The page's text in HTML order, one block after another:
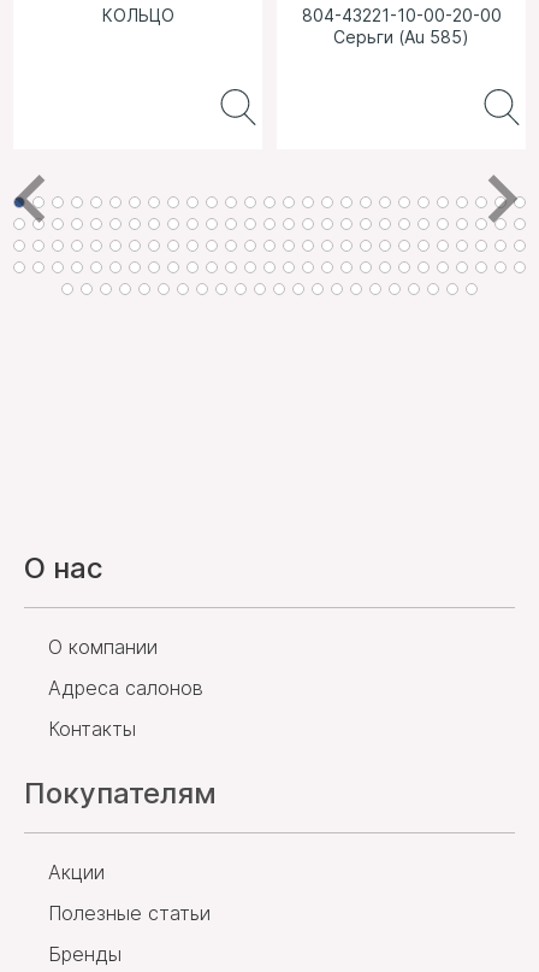
КОЛЬЦО
804-43221-10-00-20-00
Серьги (Au 585)
О нас
О компании
Адреса салонов
Контакты
Покупателям
Акции
Полезные статьи
Бренды